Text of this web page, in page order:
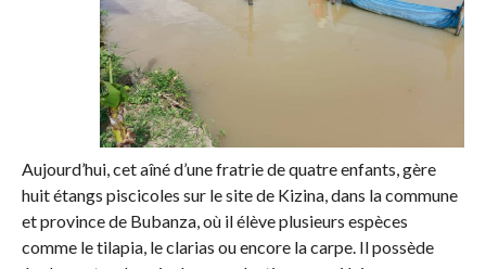
Aujourd’hui, cet aîné d’une fratrie de quatre enfants, gère
huit étangs piscicoles sur le site de Kizina, dans la commune
et province de Bubanza, où il élève plusieurs espèces
comme le tilapia, le clarias ou encore la carpe. Il possède